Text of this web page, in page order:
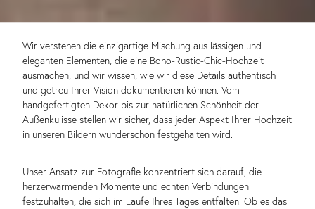
Wir verstehen die einzigartige Mischung aus lässigen und
eleganten Elementen, die eine Boho-Rustic-Chic-Hochzeit
ausmachen, und wir wissen, wie wir diese Details authentisch
und getreu Ihrer Vision dokumentieren können. Vom
handgefertigten Dekor bis zur natürlichen Schönheit der
Außenkulisse stellen wir sicher, dass jeder Aspekt Ihrer Hochzeit
in unseren Bildern wunderschön festgehalten wird.
Unser Ansatz zur Fotografie konzentriert sich darauf, die
herzerwärmenden Momente und echten Verbindungen
festzuhalten, die sich im Laufe Ihres Tages entfalten. Ob es das